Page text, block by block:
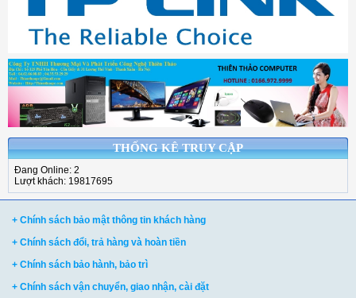
THỐNG KÊ TRUY CẬP
Đang Online: 2
Lượt khách: 19817695
+ Chính sách bảo mật thông tin khách hàng
+ Chính sách đổi, trả hàng và hoàn tiền
+ Chính sách bảo hành, bảo trì
+ Chính sách vận chuyển, giao nhận, cài đặt